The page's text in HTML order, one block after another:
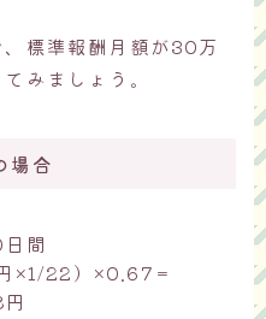
標準報酬月額が30万
みましょう。
場合
間
×1/22）×0.67＝